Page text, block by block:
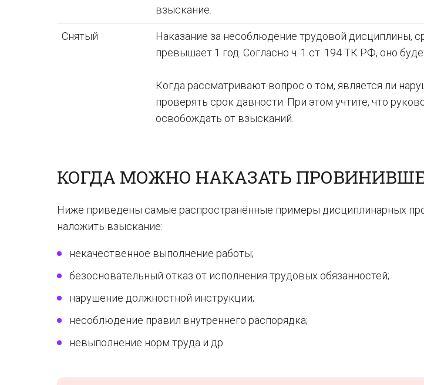
взыскание.
Снятый
Наказание за несоблюдение трудовой дисциплины,
превышает 1 год. Согласно ч. 1 ст. 194 ТК РФ, оно
Когда рассматривают вопрос о том, является ли
проверять срок давности. При этом учтите, что
освобождать от взысканий.
КОГДА МОЖНО НАКАЗАТЬ
Ниже приведены самые распространённые примеры дисциплинарных
наложить взыскание:
некачественное выполнение работы;
безосновательный отказ от исполнения трудовых обязанностей;
нарушение должностной инструкции;
несоблюдение правил внутреннего распорядка;
невыполнение норм труда и др.